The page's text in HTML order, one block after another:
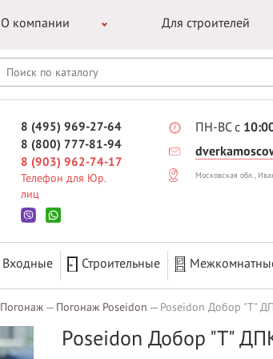
О компании Для строителей
8 (495) 969-27-64
8 (800) 777-81-94
8 (903) 962-74-17
Телефон для Юр.
лиц
ПН-ВС с
Московская обл.,
Входные Строительные
Погонаж Погонаж Poseidon Poseidon Добор "T"
Poseidon Добор "T"